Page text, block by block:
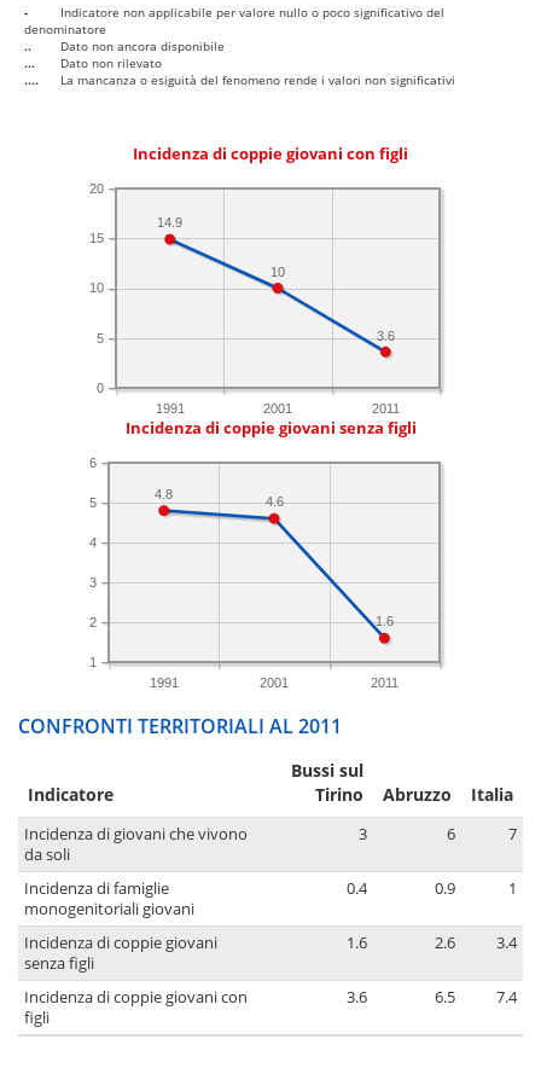
-
Indicatore non applicabile per valore nullo o poco significativo del
denominatore
..
Dato non ancora disponibile
...
Dato non rilevato
....
La mancanza o esiguità del fenomeno rende i valori non significativi
Incidenza di coppie giovani con figli
1991 2001 2011
0
5
10
15
20
3.6
10
14.9
Incidenza di coppie giovani senza figli
1991 2001 2011
1
2
3
4
5
6
1.6
4.6
4.8
CONFRONTI TERRITORIALI AL 2011
Indicatore
Bussi sul
Tirino
Abruzzo Italia
Incidenza di giovani che vivono
da soli
3 6 7
Incidenza di famiglie
monogenitoriali giovani
0.4 0.9 1
Incidenza di coppie giovani
senza figli
1.6 2.6 3.4
Incidenza di coppie giovani con
figli
3.6 6.5 7.4